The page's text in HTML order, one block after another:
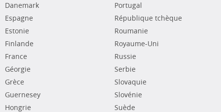
Danemark
Espagne
Estonie
Finlande
France
Géorgie
Grèce
Guernesey
Hongrie
Portugal
République tchèque
Roumanie
Royaume-Uni
Russie
Serbie
Slovaquie
Slovénie
Suède